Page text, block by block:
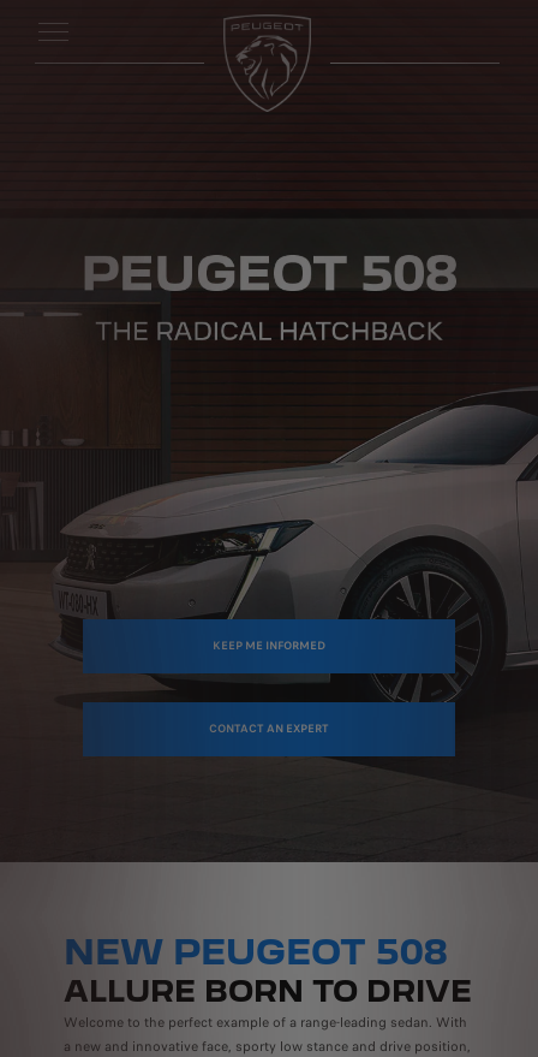
KEEP ME INFORMED
CONTACT AN EXPERT
NEW PEUGEOT 508
ALLURE BORN TO DRIVE
Welcome to the perfect example of a range-leading sedan. With
a new and innovative face, sporty low stance and drive position,